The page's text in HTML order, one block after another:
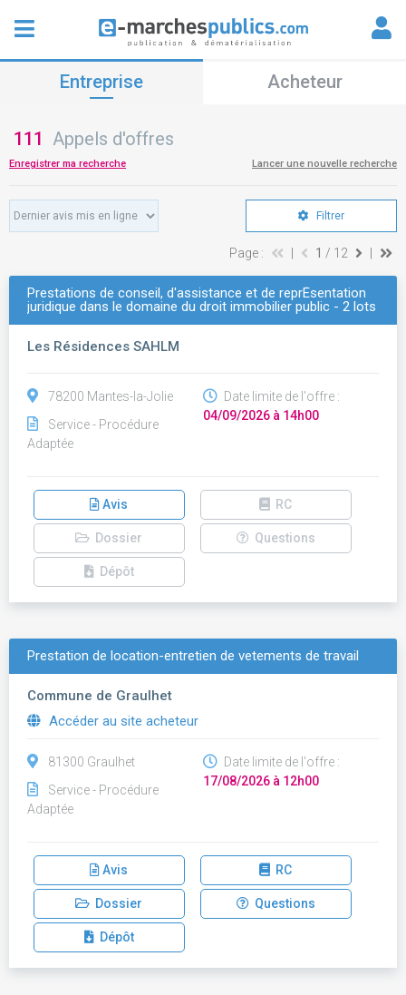
Entreprise Acheteur
111 Appels d'offres
Enregistrer ma recherche Lancer une nouvelle recherche
Filtrer
Page : 1 / 12
Prestations de conseil, d'assistance et de reprÉsentation
juridique dans le domaine du droit immobilier public - 2 lots
Les Résidences SAHLM
78200 Mantes-la-Jolie
Service - Procédure
Adaptée
Date limite de l'offre :
04/09/2026 à 14h00
Avis RC
Dossier Questions
Dépôt
Prestation de location-entretien de vetements de travail
Commune de Graulhet
Accéder au site acheteur
81300 Graulhet
Service - Procédure
Adaptée
Date limite de l'offre :
17/08/2026 à 12h00
Avis RC
Dossier Questions
Dépôt